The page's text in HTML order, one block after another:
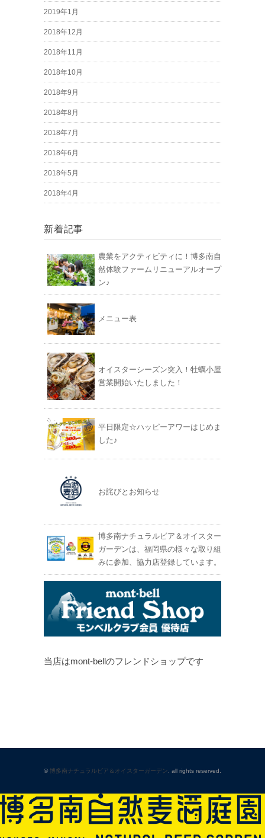
2019年1月
2018年12月
2018年11月
2018年10月
2018年9月
2018年8月
2018年7月
2018年6月
2018年5月
2018年4月
新着記事
農業をアクティビティに！博多南自
然体験ファームリニューアルオープ
ン♪
メニュー表
オイスターシーズン突入！牡蠣小屋
営業開始いたしました！
平日限定☆ハッピーアワーはじめま
した♪
お詫びとお知らせ
博多南ナチュラルビア＆オイスター
ガーデンは、福岡県の様々な取り組
みに参加、協力店登録しています。
当店はmont-bellのフレンドショップです
©博多南ナチュラルビア＆オイスターガーデン. all rights reserved.